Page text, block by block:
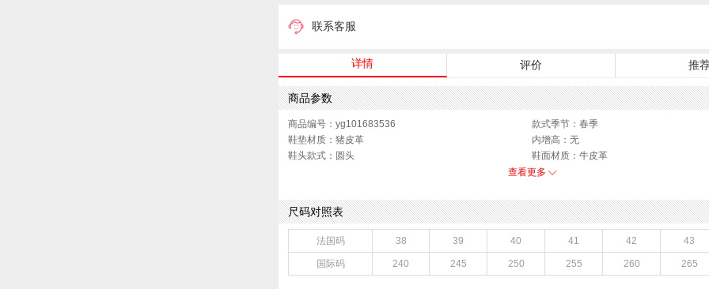
联系客服
详情 评价 推
商品参数
商品编号：yg101683536
款式季节：春季
鞋垫材质：猪皮革
内增高：无
鞋头款式：圆头
鞋面材质：牛皮革
制鞋工艺：胶贴皮鞋
40码鞋宽参考(男)：11CM
性别：男子
皮质特征：软面皮
上市时间：2026年春季
鞋帮：低帮
鞋底材质：发泡底
里料材质：猪皮革,网布
40码鞋长参考(男)：31CM
色系：黑色
鞋类流行款式：休闲皮鞋
查看更多
尺码对照表
法国码 38 39 40 41 42 43
国际码 240 245 250 255 260 265